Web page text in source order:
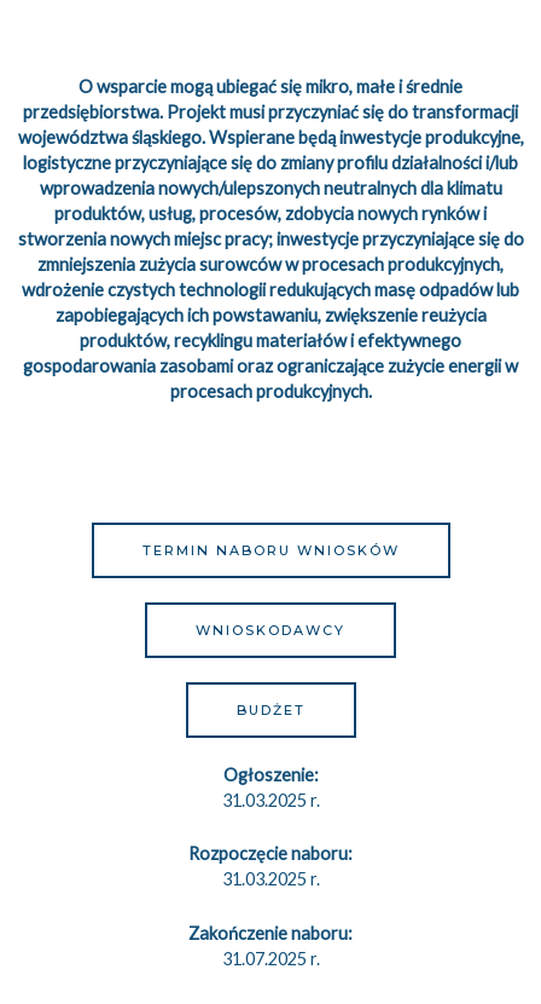
O wsparcie mogą ubiegać się mikro, małe i średnie
przedsiębiorstwa. Projekt musi przyczyniać się do transformacji
województwa śląskiego. Wspierane będą inwestycje produkcyjne,
logistyczne przyczyniające się do zmiany profilu działalności i/lub
wprowadzenia nowych/ulepszonych neutralnych dla klimatu
produktów, usług, procesów, zdobycia nowych rynków i
stworzenia nowych miejsc pracy; inwestycje przyczyniające się do
zmniejszenia zużycia surowców w procesach produkcyjnych,
wdrożenie czystych technologii redukujących masę odpadów lub
zapobiegających ich powstawaniu, zwiększenie reużycia
produktów, recyklingu materiałów i efektywnego
gospodarowania zasobami oraz ograniczające zużycie energii w
procesach produkcyjnych.
TERMIN NABORU WNIOSKÓW
WNIOSKODAWCY
BUDŻET
Ogłoszenie:
31.03.2025 r.
Rozpoczęcie naboru:
31.03.2025 r.
Zakończenie naboru:
31.07.2025 r.